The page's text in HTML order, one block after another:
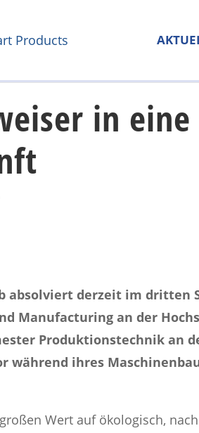
in
absolviert derzeit im dritten
Manufacturing an der
Produktionstechnik an
während ihres
Wert auf ökologisch,